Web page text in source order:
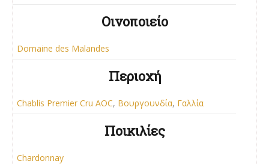
Οινοποιείο
Domaine des Malandes
Περιοχή
Chablis Premier Cru AOC, Βουργουνδία, Γαλλία
Ποικιλίες
Chardonnay